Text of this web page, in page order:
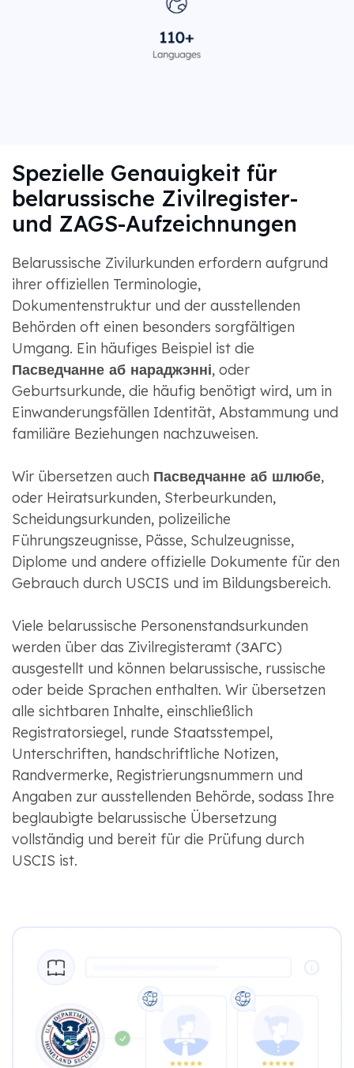
Spezielle Genauigkeit für
belarussische Zivilregister-
und ZAGS-Aufzeichnungen
Belarussische Zivilurkunden erfordern aufgrund
ihrer offiziellen Terminologie,
Dokumentenstruktur und der ausstellenden
Behörden oft einen besonders sorgfältigen
Umgang. Ein häufiges Beispiel ist die
Пасведчанне аб нараджэнні, oder
Geburtsurkunde, die häufig benötigt wird, um in
Einwanderungsfällen Identität, Abstammung und
familiäre Beziehungen nachzuweisen.
Wir übersetzen auch Пасведчанне аб шлюбе,
oder Heiratsurkunden, Sterbeurkunden,
Scheidungsurkunden, polizeiliche
Führungszeugnisse, Pässe, Schulzeugnisse,
Diplome und andere offizielle Dokumente für den
Gebrauch durch USCIS und im Bildungsbereich.
Viele belarussische Personenstandsurkunden
werden über das Zivilregisteramt (ЗАГС)
ausgestellt und können belarussische, russische
oder beide Sprachen enthalten. Wir übersetzen
alle sichtbaren Inhalte, einschließlich
Registratorsiegel, runde Staatsstempel,
Unterschriften, handschriftliche Notizen,
Randvermerke, Registrierungsnummern und
Angaben zur ausstellenden Behörde, sodass Ihre
beglaubigte belarussische Übersetzung
vollständig und bereit für die Prüfung durch
USCIS ist.